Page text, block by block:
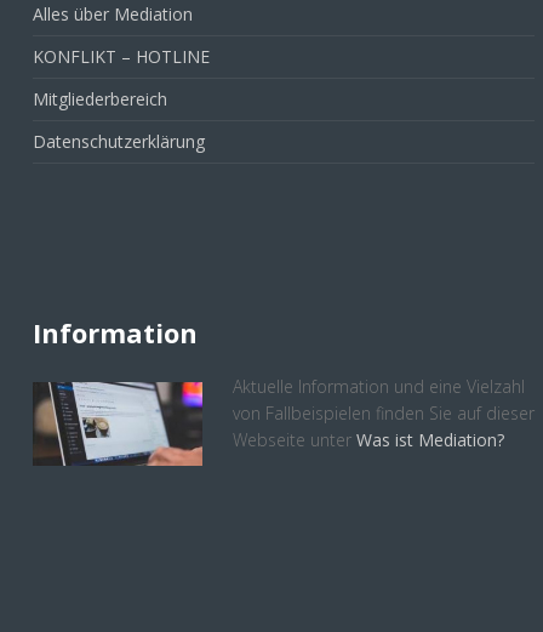
Alles über Mediation
KONFLIKT – HOTLINE
Mitgliederbereich
Datenschutzerklärung
Information
Aktuelle Information und eine Vielzahl
von Fallbeispielen finden Sie auf dieser
Webseite unter Was ist Mediation?